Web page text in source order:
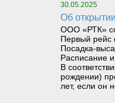
30.05.2025
Об
ООО «РТК»
Первый рейс
Посадка-
Расписание
В
рождении)
лет, если он